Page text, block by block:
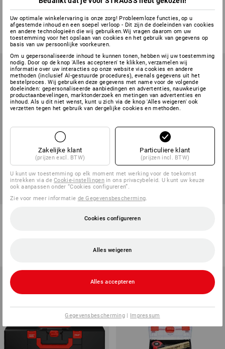
1 kleur
v.a. € 42,23
(incl. BTW) v.a. 6 stuks
7 kleuren
v.a. € 47,07
(incl. BTW) v.a. 6 stuks
(incl. BTW) v.a. 6 stuks
Uw optimale winkelervaring is onze zorg! Probleemloze functies, op u
afgestemde inhoud en een soepel verloop - Dit zijn de doeleinden van cookies
en andere technologieën die wij gebruiken.Wij vragen daarom om uw
toestemming voor het opslaan van cookies en het gebruik van gegevens op
basis van uw persoonlijke voorkeuren.
Om u gepersonaliseerde inhoud te kunnen tonen, hebben wij uw toestemming
nodig. Door op de knop 'Alles accepteren' te klikken, verzamelen wij
informatie over uw interacties op onze website via cookies en andere
methoden (inclusief AI-gestuurde procedures), evenals gegevens uit het
bestelproces. Wij gebruiken deze gegevens met name voor de volgende
doeleinden: gepersonaliseerde aanbiedingen en advertenties, nauwkeurige
productaanbevelingen, marktonderzoek en metingen van advertenties en
inhoud. Als u dit niet wenst, kunt u zich via de knop 'Alles weigeren' ook
verzetten tegen het gebruik van dergelijke cookies en methoden.
Zakelijke klant
(prijzen excl. BTW)
Particuliere klant
(prijzen incl. BTW)
U kunt uw toestemming op elk moment met werking voor de toekomst
intrekken via deCookie-instellingenin ons privacybeleid. U kunt uw keuze
ook aanpassen onder “Cookies configureren”.
Zie voor meer informatie de Gegevensbescherming.
Cookies configureren
Alles weigeren
Alles accepteren
Gegevensbescherming | Impressum